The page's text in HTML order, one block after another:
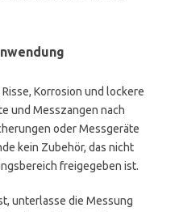
Korrosion und lockere
und Messzangen nach
oder Messgeräte
kein Zubehör, das nicht
freigegeben ist.
unterlasse die Messung